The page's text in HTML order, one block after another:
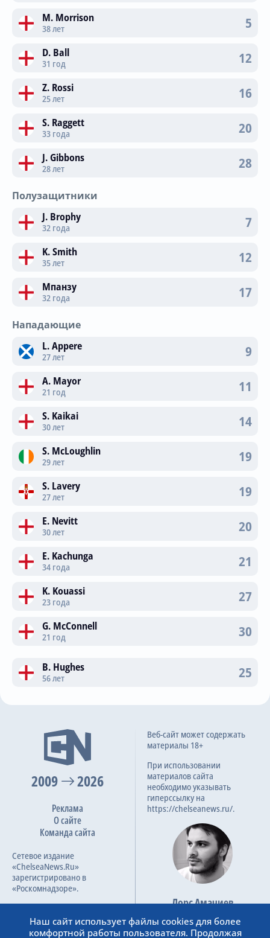
M. Morrison
38 лет 5
D. Ball
31 год 12
Z. Rossi
25 лет 16
S. Raggett
33 года 20
J. Gibbons
28 лет 28
Полузащитники
J. Brophy
32 года 7
K. Smith
35 лет 12
Мпанзу
32 года 17
Нападающие
L. Appere
27 лет 9
A. Mayor
21 год 11
S. Kaikai
30 лет 14
S. McLoughlin
29 лет 19
S. Lavery
27 лет 19
E. Nevitt
30 лет 20
E. Kachunga
34 года 21
K. Kouassi
23 года 27
G. McConnell
21 год 30
B. Hughes
56 лет 25
2009 2026
Реклама
О сайте
Команда сайта
Сетевое издание
«ChelseaNews.Ru»
зарегистрировано в
«Роскомнадзоре».
ФС 77 – 87138.
Веб-сайт может содержать
материалы 18+
При использовании
материалов сайта
необходимо указывать
гиперссылку на
https://chelseanews.ru/.
Лорс Амачиев
Основатель сайта
admin@chelseanews.ru
Наш сайт использует файлы cookies для более
комфортной работы пользователя. Продолжая